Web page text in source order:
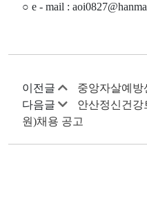
○ e - mail :
이전글
중앙자살예방
다음글
안산정신건강
원)채용 공고